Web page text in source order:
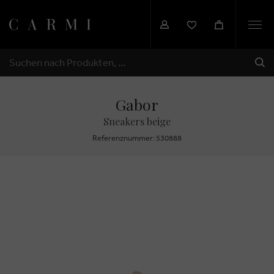
SUCHEN
Gabor
Sneakers beige
Referenznummer: 530888